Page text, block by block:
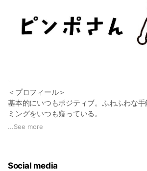
＜プロフィール＞
基本的にいつもポジティブ。ふわふわな
ミングをいつも窺っている。
特技は、タッチの感触でお客様の「ひ・み
...See more
Social media